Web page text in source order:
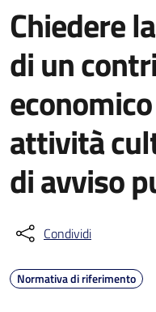
Chiedere
di un
attività
di avviso
Condividi
Normativa di riferimento